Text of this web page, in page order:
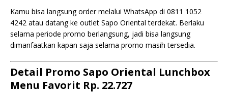
Kamu bisa langsung order melalui WhatsApp di 0811 1052
4242 atau datang ke outlet Sapo Oriental terdekat. Berlaku
selama periode promo berlangsung, jadi bisa langsung
dimanfaatkan kapan saja selama promo masih tersedia.
Detail Promo Sapo Oriental Lunchbox
Menu Favorit Rp. 22.727